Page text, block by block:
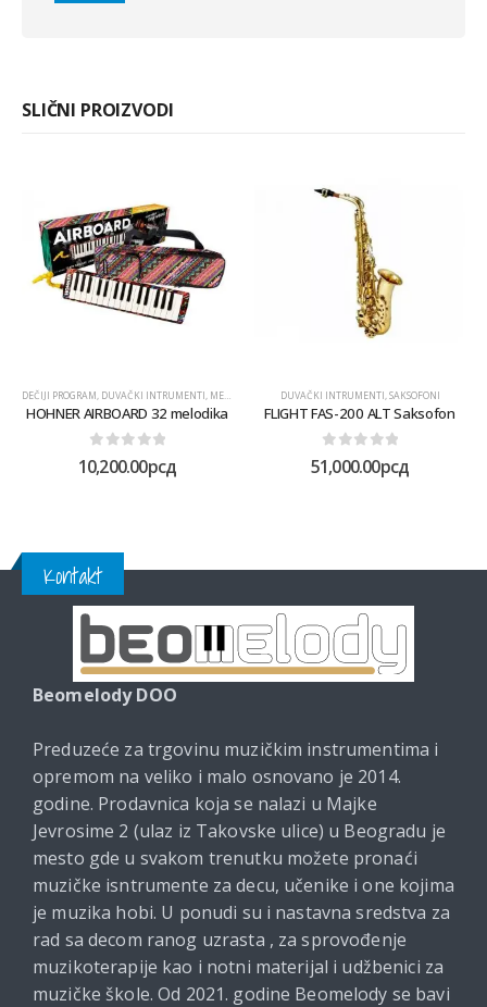
SLIČNI PROIZVODI
DEČIJI PROGRAM, DUVAČKI INTRUMENTI, MELODIKE
HOHNER AIRBOARD 32 melodika
0 out of 5
10,200.00рсд
DUVAČKI INTRUMENTI,SAKSOFONI
FLIGHT FAS-200 ALT Saksofon
0 out of 5
51,000.00рсд
Kontakt
Beomelody DOO
Preduzeće za trgovinu muzičkim instrumentima i
opremom na veliko i malo osnovano je 2014.
godine. Prodavnica koja se nalazi u Majke
Jevrosime 2 (ulaz iz Takovske ulice) u Beogradu je
mesto gde u svakom trenutku možete pronaći
muzičke isntrumente za decu, učenike i one kojima
je muzika hobi. U ponudi su i nastavna sredstva za
rad sa decom ranog uzrasta , za sprovođenje
muzikoterapije kao i notni materijal i udžbenici za
muzičke škole. Od 2021. godine Beomelody se bavi